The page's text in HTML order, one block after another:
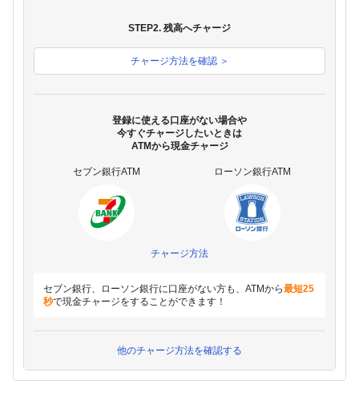
STEP2. 残高へチャージ
チャージ方法を確認 ＞
登録に使える口座がない場合や
今すぐチャージしたいときは
ATMから現金チャージ
セブン銀行ATM ローソン銀行ATM
チャージ方法
セブン銀行、ローソン銀行に口座がない方も、ATMから最短25
秒で現金チャージをすることができます！
他のチャージ方法を確認する